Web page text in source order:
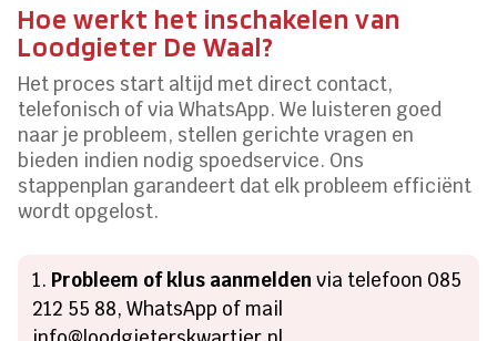
Hoe werkt het inschakelen van
Loodgieter De Waal?
Het proces start altijd met direct contact,
telefonisch of via WhatsApp. We luisteren goed
naar je probleem, stellen gerichte vragen en
bieden indien nodig spoedservice. Ons
stappenplan garandeert dat elk probleem efficiënt
wordt opgelost.
Probleem of klus aanmeldenvia telefoon 085
212 55 88, WhatsApp of mail